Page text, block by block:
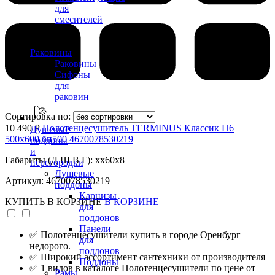
для
смесителей
Раковины
Раковины
Сифоны
для
раковин
Душевые
поддоны
и
перегородки
Душевые
поддоны
Карнизы
для
поддонов
Панели
для
поддонов
Поддоны
Сортировка по:
10 490 РПолотенцесушитель TERMINUS Классик П6
500х600 бп500 4670078530219
Габариты (Д Ш В Г): xx60x8
Артикул: 4670078530219
КУПИТЬ В КОРЗИНЕ В КОРЗИНЕ
✅ Полотенцесушители купить в городе Оренбург
недорого.
✅ Широкий ассортимент сантехники от производителя
✅ 1 видов в каталоге Полотенцесушители по цене от